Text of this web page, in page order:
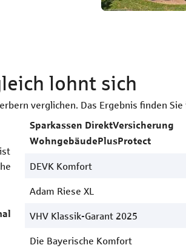
lohnt sich
verglichen. Das Ergebnis finden Sie
Sparkassen DirektVersicherung
WohngebäudePlusProtect
DEVK Komfort
Adam Riese XL
VHV Klassik-Garant 2025
Die Bayerische Komfort